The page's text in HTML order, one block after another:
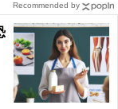
Recommended by